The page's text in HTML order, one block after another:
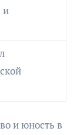
и
и юность в